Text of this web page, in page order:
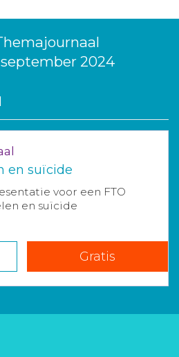
2024
en suïcide
voor een FTO
en suïcide
Gratis